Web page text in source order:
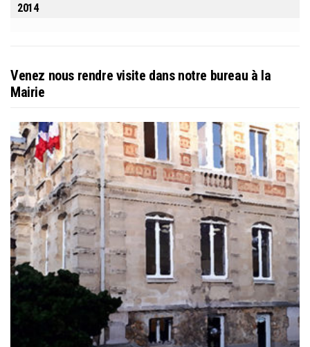
2014
Venez nous rendre visite dans notre bureau à la
Mairie